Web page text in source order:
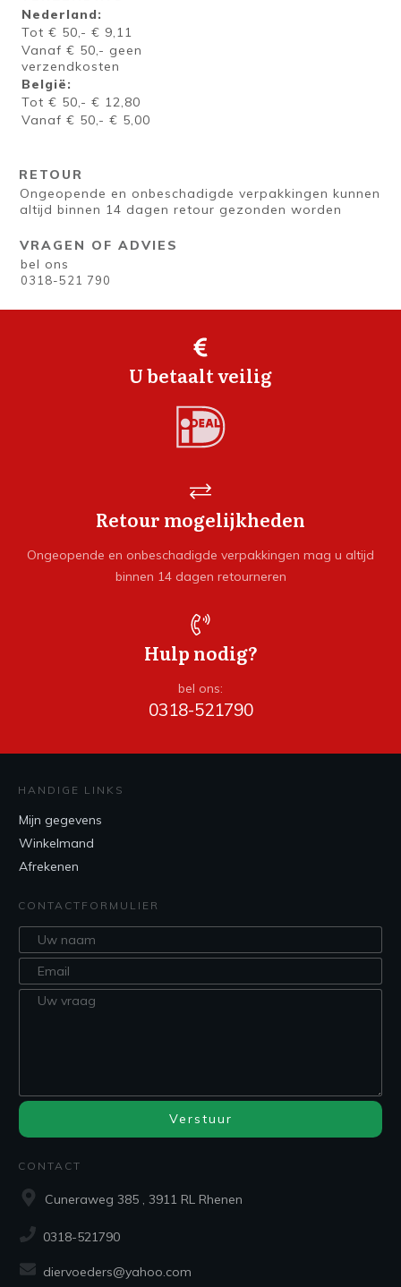
Nederland:
Tot € 50,- € 9,11
Vanaf € 50,- geen
verzendkosten
België:
Tot € 50,- € 12,80
Vanaf € 50,- € 5,00
RETOUR
Ongeopende en onbeschadigde verpakkingen kunnen
altijd binnen 14 dagen retour gezonden worden
VRAGEN OF ADVIES
bel ons
0318-521 790
U betaalt veilig
Retour mogelijkheden
Ongeopende en onbeschadigde verpakkingen mag u altijd
binnen 14 dagen retourneren
Hulp nodig?
bel ons:
0318-521790
HANDIGE LINKS
Mijn gegevens
Winkelmand
Afrekenen
CONTACTFORMULIER
Verstuur
CONTACT
Cuneraweg 385 , 3911 RL Rhenen
0318-521790
diervoeders@yahoo.com